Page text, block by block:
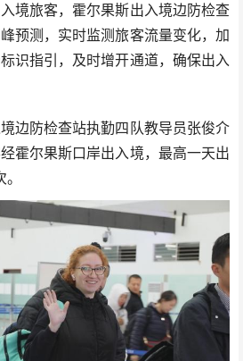
旅客，霍尔果斯出入境边防检查
预测，实时监测旅客流量变化，加
识指引，及时增开通道，确保出入
防检查站执勤四队教导员张俊介
霍尔果斯口岸出入境，最高一天出